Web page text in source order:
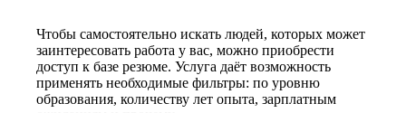
Чтобы самостоятельно искать людей, которых может
заинтересовать работа у вас, можно приобрести
доступ к базе резюме. Услуга даёт возможность
применять необходимые фильтры: по уровню
образования, количеству лет опыта, зарплатным